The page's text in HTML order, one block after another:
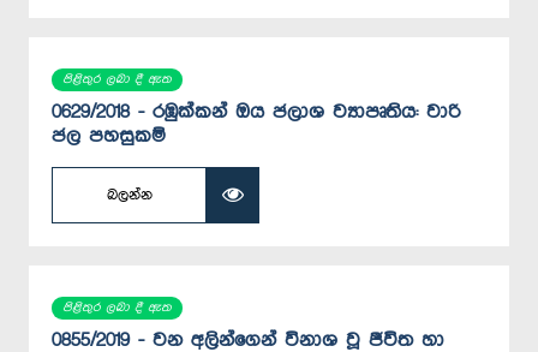
පිළිතුර ලබා දී ඇත
0629/2018 - රඹුක්කන් ඔය ජලාශ ව්‍යාපෘතිය: වාරි
ජල පහසුකම්
බලන්න
පිළිතුර ලබා දී ඇත
0855/2019 - වන අලින්ගෙන් විනාශ වූ ජීවිත හා